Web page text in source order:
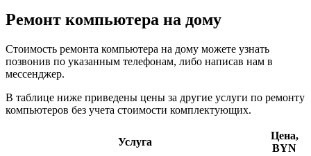
Ремонт компьютера на дому
Стоимость ремонта компьютера на дому можете узнать
позвонив по указанным телефонам, либо написав нам в
мессенджер.
В таблице ниже приведены цены за другие услуги по ремонту
компьютеров без учета стоимости комплектующих.
Услуга
Цена,
BYN